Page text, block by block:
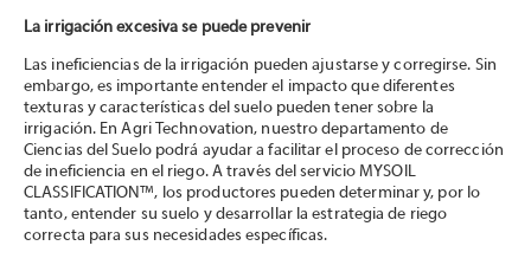
La irrigación excesiva se puede prevenir
Las ineficiencias de la irrigación pueden ajustarse y corregirse. Sin
embargo, es importante entender el impacto que diferentes
texturas y características del suelo pueden tener sobre la
irrigación. En Agri Technovation, nuestro departamento de
Ciencias del Suelo podrá ayudar a facilitar el proceso de corrección
de ineficiencia en el riego. A través del servicio MYSOIL
CLASSIFICATION™, los productores pueden determinar y, por lo
tanto, entender su suelo y desarrollar la estrategia de riego
correcta para sus necesidades específicas.